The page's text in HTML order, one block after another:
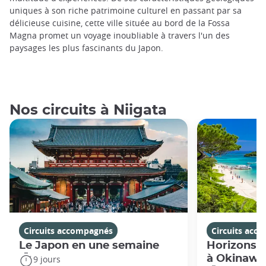
uniques à son riche patrimoine culturel en passant par sa
délicieuse cuisine, cette ville située au bord de la Fossa
Magna promet un voyage inoubliable à travers l'un des
paysages les plus fascinants du Japon.
Nos circuits à Niigata
Circuits accompagnés
Le Japon en une semaine
9 jours
Circuits
Horizons
à Okinawa